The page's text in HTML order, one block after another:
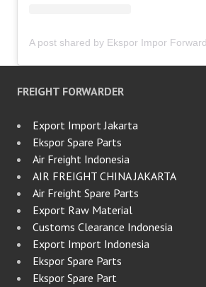
FREIGHT FORWARDER
Export Import Jakarta
Ekspor Spare Parts
Air Freight Indonesia
AIR FREIGHT CHINA JAKARTA
Air Freight Spare Parts
Export Raw Material
Customs Clearance Indonesia
Export Import Indonesia
Ekspor Spare Parts
Ekspor Spare Part